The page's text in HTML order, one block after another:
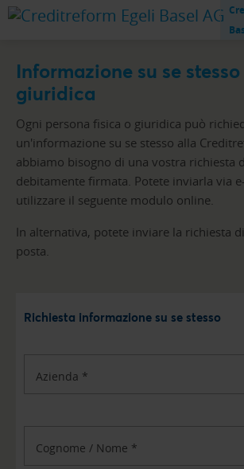
Informazione su se
giuridica
Ogni persona fisica o giuridica può
un'informazione su se stesso alla
abbiamo bisogno di una vostra richiesta
debitamente firmata. Potete inviarla via
utilizzare il seguente modulo online.
In alternativa, potete inviare la richiesta
posta.
Richiesta informazione su se stesso
Azienda *
Cognome / Nome *